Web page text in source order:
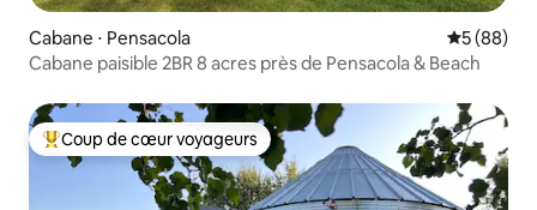
Cabane ⋅ Pensacola
5 (88)
Cabane paisible 2BR 8 acres près de Pensacola & Beach
Coups de cœur voyageurs les plus appréciés
Coup de cœur voyageurs